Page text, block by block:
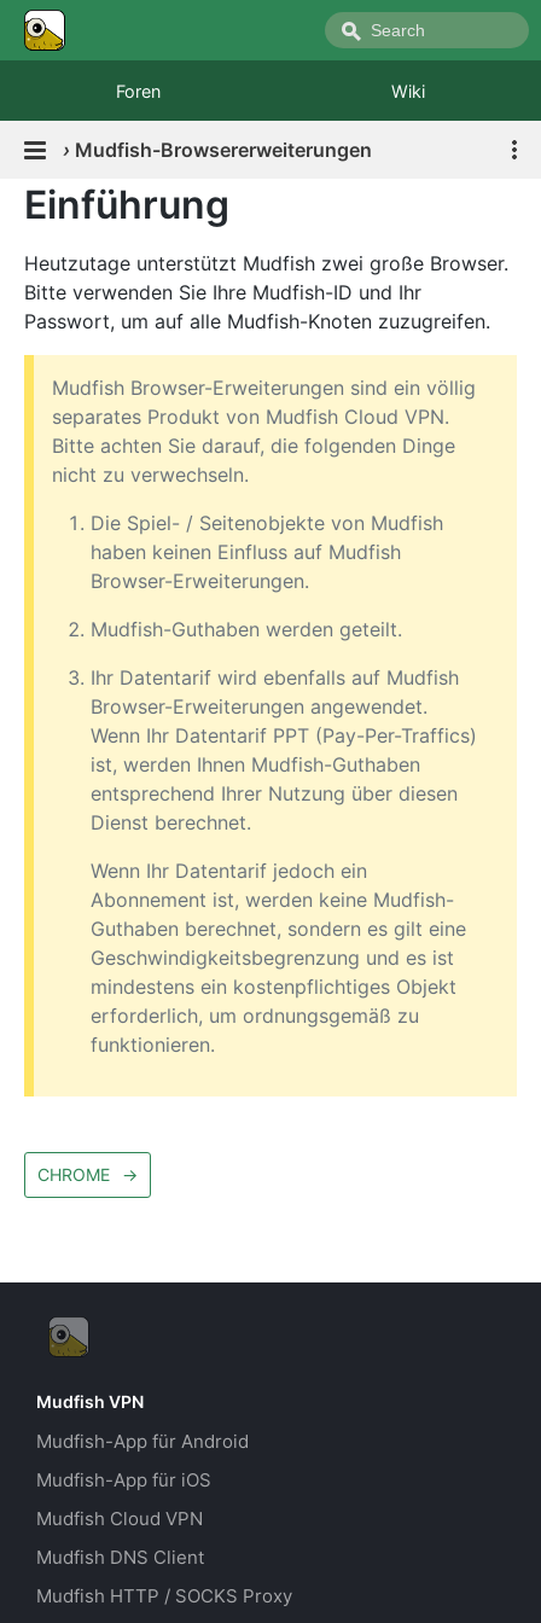
Foren Wiki
› Mudfish-Browsererweiterungen
Einführung
Heutzutage unterstützt Mudfish zwei große Browser.
Bitte verwenden Sie Ihre Mudfish-ID und Ihr
Passwort, um auf alle Mudfish-Knoten zuzugreifen.
Mudfish Browser-Erweiterungen sind ein völlig
separates Produkt von Mudfish Cloud VPN.
Bitte achten Sie darauf, die folgenden Dinge
nicht zu verwechseln.
Die Spiel- / Seitenobjekte von Mudfish
haben keinen Einfluss auf Mudfish
Browser-Erweiterungen.
Mudfish-Guthaben werden geteilt.
Ihr Datentarif wird ebenfalls auf Mudfish
Browser-Erweiterungen angewendet.
Wenn Ihr Datentarif PPT (Pay-Per-Traffics)
ist, werden Ihnen Mudfish-Guthaben
entsprechend Ihrer Nutzung über diesen
Dienst berechnet.
Wenn Ihr Datentarif jedoch ein
Abonnement ist, werden keine Mudfish-
Guthaben berechnet, sondern es gilt eine
Geschwindigkeitsbegrenzung und es ist
mindestens ein kostenpflichtiges Objekt
erforderlich, um ordnungsgemäß zu
funktionieren.
CHROME →
Mudfish VPN
Mudfish-App für Android
Mudfish-App für iOS
Mudfish Cloud VPN
Mudfish DNS Client
Mudfish HTTP / SOCKS Proxy